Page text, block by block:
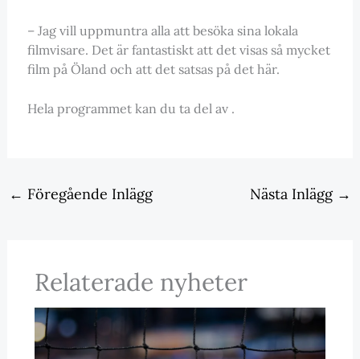
– Jag vill uppmuntra alla att besöka sina lokala
filmvisare. Det är fantastiskt att det visas så mycket
film på Öland och att det satsas på det här.
Hela programmet kan du ta del av .
← Föregående Inlägg Nästa Inlägg →
Relaterade nyheter